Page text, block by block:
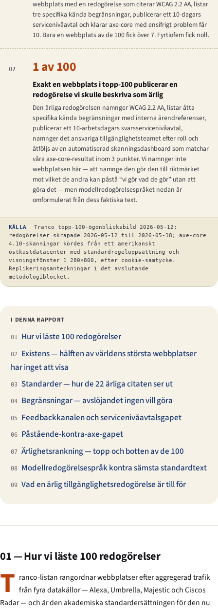
webbplats med en redogörelse som citerar WCAG 2.2 AA, listar
tre specifika kända begränsningar, publicerar ett 10-dagars
servicenivåavtal och klarar axe-core med ensifrigt problem får
10. Bara en webbplats av de 100 fick över 7. Fyrtiofem fick noll.
07 1 av 100
Exakt en webbplats i topp-100 publicerar en
redogörelse vi skulle beskriva som ärlig
Den ärliga redogörelsen namnger WCAG 2.2 AA, listar åtta
specifika kända begränsningar med interna ärendreferenser,
publicerar ett 10-arbetsdagars svarsservicenivåavtal,
namnger det ansvariga tillgänglighetsteamet efter roll och
åtföljs av en automatiserad skanningsdashboard som matchar
våra axe-core-resultat inom 3 punkter. Vi namnger inte
webbplatsen här — att namnge den gör den till riktmärket
mot vilket de andra kan påstå “vi gör vad de gör” utan att
göra det — men modellredogörelsespråket nedan är
omformulerat från dess faktiska text.
KÄLLA
Tranco topp-100-ögonblicksbild 2026-05-12;
redogörelser skrapade 2026-05-12 till 2026-05-18; axe-core
4.10-skanningar kördes från ett amerikanskt
östkustdatacenter med standardregeluppsättning och
visningsfönster 1 280×800, efter cookie-samtycke.
Replikeringsanteckningar i det avslutande
metodologiblocket.
I DENNA RAPPORT
01 Hur vi läste 100 redogörelser
02
Existens — hälften av världens största webbplatser
har inget att visa
03 Standarder — hur de 22 ärliga citaten ser ut
04 Begränsningar — avslöjandet ingen vill göra
05 Feedbackkanalen och servicenivåavtalsgapet
06 Påstående-kontra-axe-gapet
07 Ärlighetsrankning — topp och botten av de 100
08 Modellredogörelsespråk kontra sämsta standardtext
09 Vad en ärlig tillgänglighetsredogörelse är till för
01 — Hur vi läste 100 redogörelser
T ranco-listan rangordnar webbplatser efter aggregerad trafik
från fyra datakällor — Alexa, Umbrella, Majestic och Ciscos
Radar — och är den akademiska standardersättningen för den nu